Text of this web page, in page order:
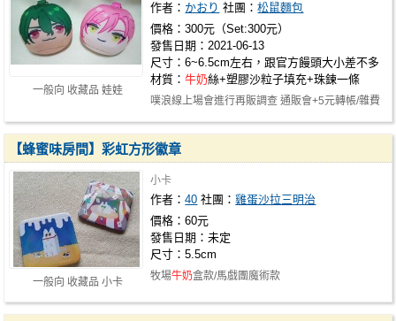
一般向 收藏品 娃娃
作者： かおり 社團：松鼠麵包
價格：300元（Set:300元）
發售日期：2021-06-13
尺寸：6~6.5cm左右，跟官方饅頭大小差不多
材質：牛奶絲+塑膠沙粒子填充+珠鍊一條
噗浪線上場會進行再販調查 通販會+5元轉帳/雜費
一般向 收藏品 小卡
【蜂蜜味房間】彩虹方形徽章
小卡
作者：40 社團：雞蛋沙拉三明治
價格：60元
發售日期：未定
尺寸：5.5cm
牧場牛奶盒款/馬戲團魔術款